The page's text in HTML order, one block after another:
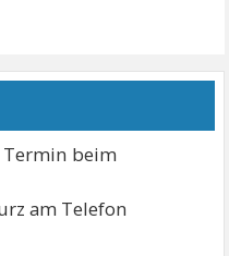
beim
am Telefon